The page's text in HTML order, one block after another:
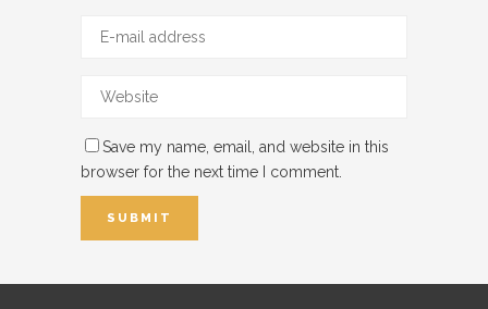
Save my name, email, and website in this
browser for the next time I comment.